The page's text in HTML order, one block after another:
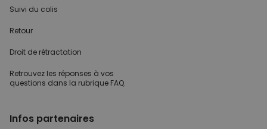
Suivi du colis
Retour
Droit de rétractation
Retrouvez les réponses à vos
questions dans la rubrique FAQ.
Infos partenaires